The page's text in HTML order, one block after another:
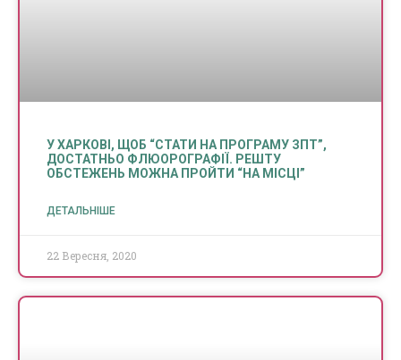
У ХАРКОВІ, ЩОБ “СТАТИ НА ПРОГРАМУ ЗПТ”,
ДОСТАТНЬО ФЛЮОРОГРАФІЇ. РЕШТУ
ОБСТЕЖЕНЬ МОЖНА ПРОЙТИ “НА МІСЦІ”
ДЕТАЛЬНІШЕ
22 Вересня, 2020